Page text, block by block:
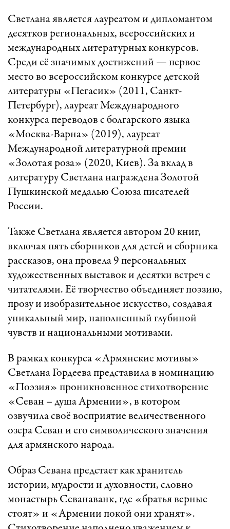
Светлана является лауреатом и дипломантом
десятков региональных, всероссийских и
международных литературных конкурсов.
Среди её значимых достижений — первое
место во всероссийском конкурсе детской
литературы «Пегасик» (2011, Санкт-
Петербург), лауреат Международного
конкурса переводов с болгарского языка
«Москва-Варна» (2019), лауреат
Международной литературной премии
«Золотая роза» (2020, Киев). За вклад в
литературу Светлана награждена Золотой
Пушкинской медалью Союза писателей
России.
Также Светлана является автором 20 книг,
включая пять сборников для детей и сборника
рассказов, она провела 9 персональных
художественных выставок и десятки встреч с
читателями. Её творчество объединяет поэзию,
прозу и изобразительное искусство, создавая
уникальный мир, наполненный глубиной
чувств и национальными мотивами.
В рамках конкурса «Армянские мотивы»
Светлана Гордеева представила в номинацию
«Поэзия» проникновенное стихотворение
«Севан – душа Армении», в котором
озвучила своё восприятие величественного
озера Севан и его символического значения
для армянского народа.
Образ Севана предстает как хранитель
истории, мудрости и духовности, словно
монастырь Севанаванк, где «братья верные
стоят» и «Армении покой они хранят».